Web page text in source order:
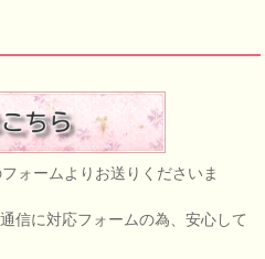
ォームよりお送りくださいま
信に対応フォームの為、安心して